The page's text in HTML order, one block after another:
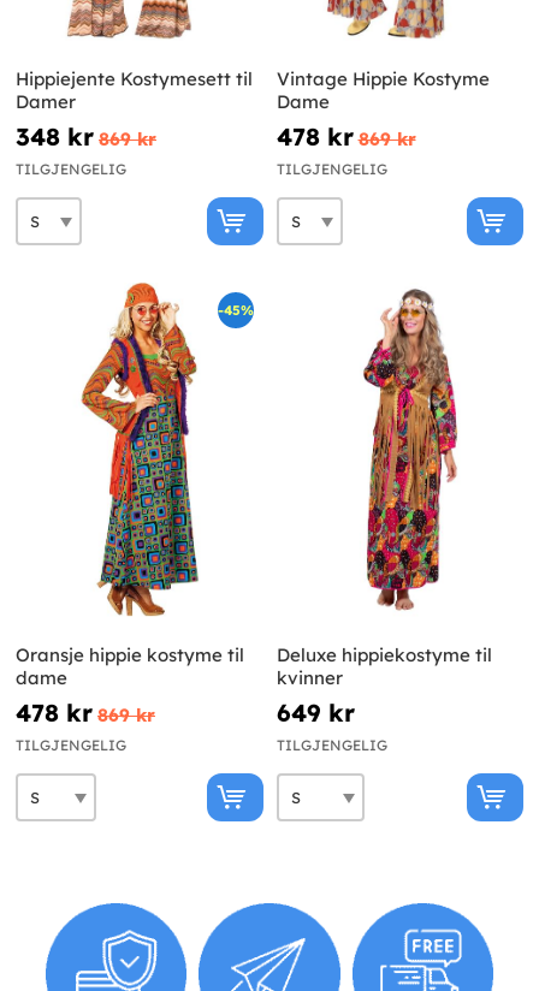
Hippiejente Kostymesett til
Damer
348 kr 869 kr
TILGJENGELIG
Vintage Hippie Kostyme
Dame
478 kr 869 kr
TILGJENGELIG
-45%
Oransje hippie kostyme til
dame
478 kr 869 kr
TILGJENGELIG
Deluxe hippiekostyme til
kvinner
649 kr
TILGJENGELIG